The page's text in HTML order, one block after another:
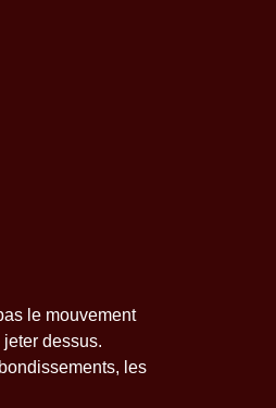
le mouvement
dessus.
les